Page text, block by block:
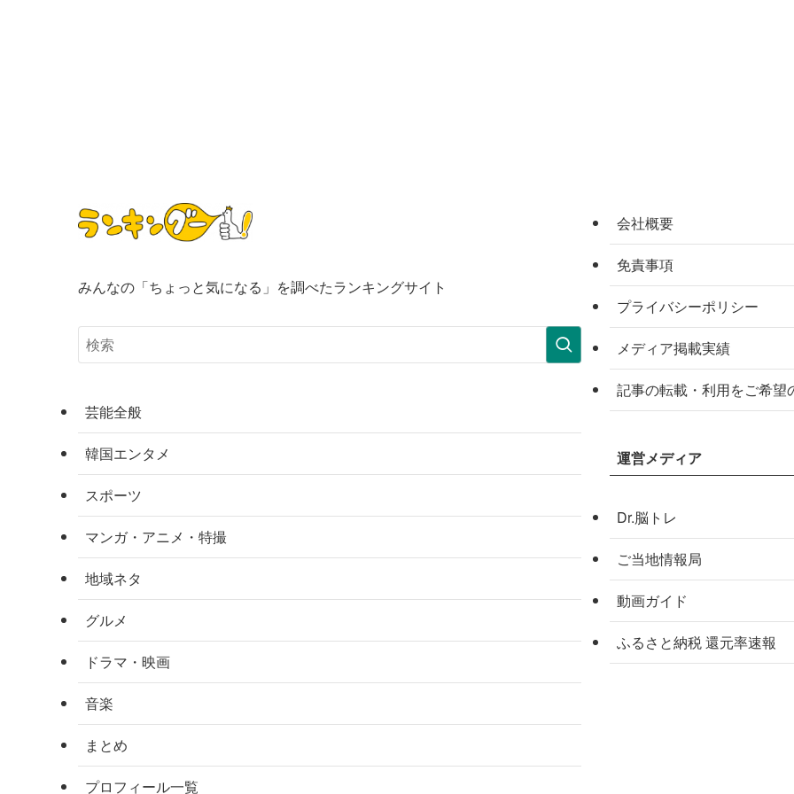
みんなの「ちょっと気になる」を調べたランキングサイト
芸能全般
韓国エンタメ
スポーツ
マンガ・アニメ・特撮
地域ネタ
グルメ
ドラマ・映画
音楽
まとめ
プロフィール一覧
会社概要
免責事項
プライバシーポリシー
メディア掲載実績
記事の転載・利用をご希望
運営メディア
Dr.脳トレ
ご当地情報局
動画ガイド
ふるさと納税 還元率速報